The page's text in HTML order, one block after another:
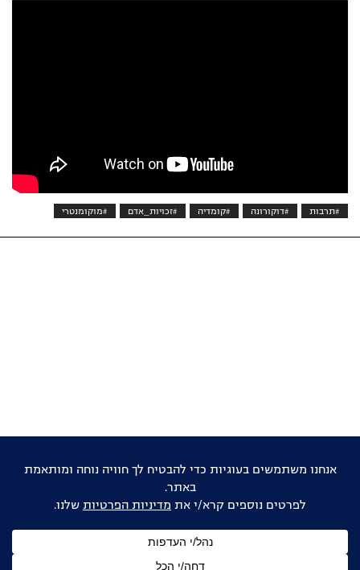
#תרבות #דוקורונה #קומדיה #זכויות_אדם #מוקומנטרי
אוהבים דוקו ישראלי?
הישארו מעודכנים
שם
מלא